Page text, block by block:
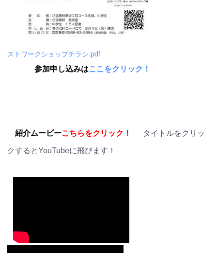
ストワークショップチラシ.pdf
参加申し込みはここをクリック！
紹介ムービーこちらをクリック！ タイトルをクリッ
クするとYouTubeに飛びます！